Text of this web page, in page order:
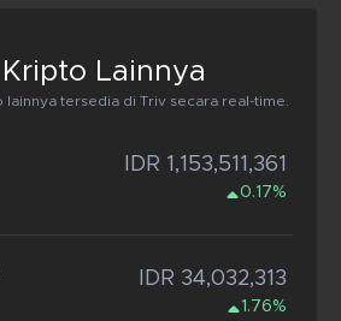
Lainnya
lainnya tersedia di Triv secara real-time.
IDR 1,153,511,361
0.17%
IDR 34,032,313
1.76%